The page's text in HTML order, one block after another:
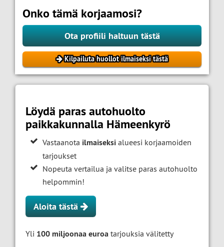
Onko tämä korjaamosi?
Ota profiili haltuun tästä
Kilpailuta huollot ilmaiseksi tästä
Löydä paras autohuolto
paikkakunnalla Hämeenkyrö
Vastaanota ilmaiseksi alueesi korjaamoiden
tarjoukset
Nopeuta vertailua ja valitse paras autohuolto
helpommin!
Aloita tästä
Yli 100 miljoonaa euroa tarjouksia välitetty